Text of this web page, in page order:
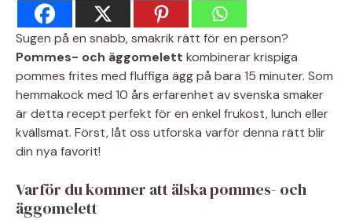
Sugen på en snabb, smakrik rätt för en person?
Pommes- och äggomelett kombinerar krispiga
pommes frites med fluffiga ägg på bara 15 minuter. Som
hemmakock med 10 års erfarenhet av svenska smaker
är detta recept perfekt för en enkel frukost, lunch eller
kvällsmat. Först, låt oss utforska varför denna rätt blir
din nya favorit!
Varför du kommer att älska pommes- och
äggomelett